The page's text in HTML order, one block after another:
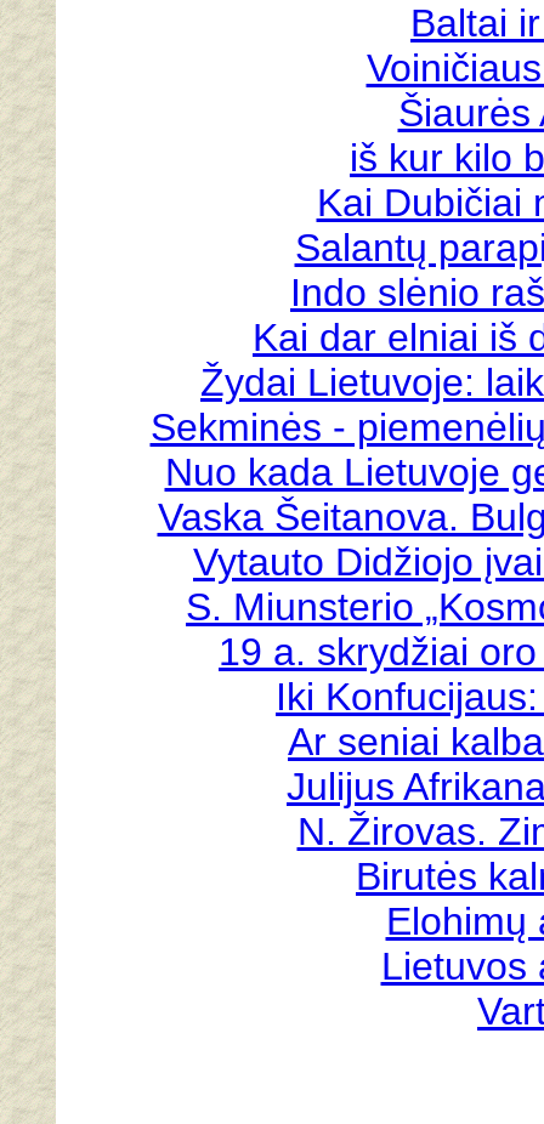
Baltai
Šiaurės
iš kur kilo
Kai Dubičiai
Salantų
Indo slėnio
Kai dar elniai iš
Žydai Lietuvoje:
Sekminės -
Nuo kada Lietuvoje
Vaska Šeitanova.
Vytauto Didžiojo
S. Miunsterio
19 a. skrydžiai
Iki
Ar seniai
Julijus
N. Žirovas.
Birutės
Elohimų
Lietuvos